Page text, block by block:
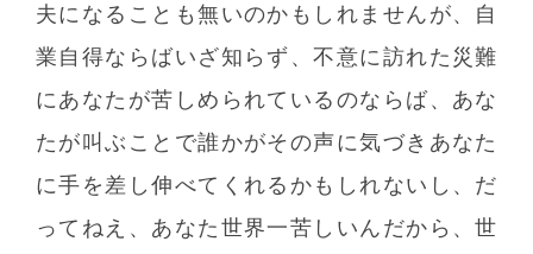
夫になることも無いのかもしれませんが、自
業自得ならばいざ知らず、不意に訪れた災難
にあなたが苦しめられているのならば、あな
たが叫ぶことで誰かがその声に気づきあなた
に手を差し伸べてくれるかもしれないし、だ
ってねえ、あなた世界一苦しいんだから、世